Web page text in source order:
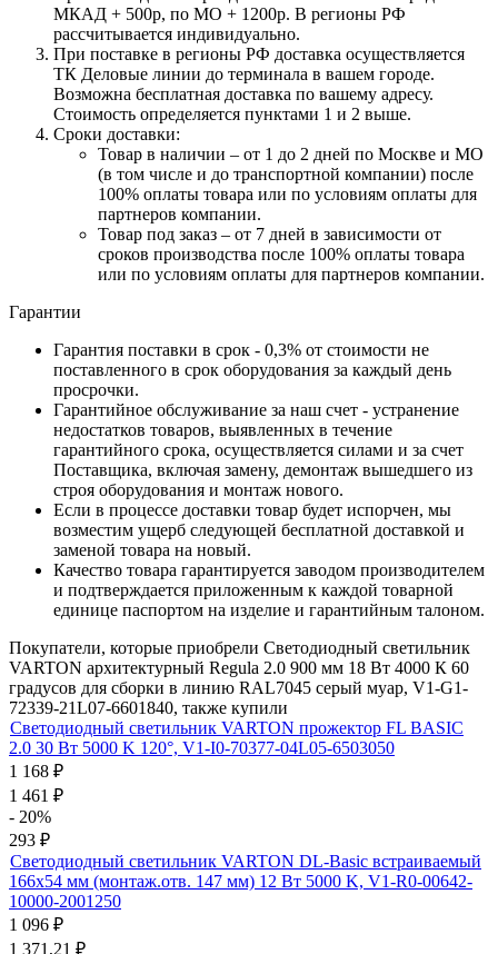
МКАД + 500р, по МО + 1200р. В регионы РФ
рассчитывается индивидуально.
При поставке в регионы РФ доставка осуществляется
ТК Деловые линии до терминала в вашем городе.
Возможна бесплатная доставка по вашему адресу.
Стоимость определяется пунктами 1 и 2 выше.
Сроки доставки:
Товар в наличии – от 1 до 2 дней по Москве и МО
(в том числе и до транспортной компании) после
100% оплаты товара или по условиям оплаты для
партнеров компании.
Товар под заказ – от 7 дней в зависимости от
сроков производства после 100% оплаты товара
или по условиям оплаты для партнеров компании.
Гарантии
Гарантия поставки в срок - 0,3% от стоимости не
поставленного в срок оборудования за каждый день
просрочки.
Гарантийное обслуживание за наш счет - устранение
недостатков товаров, выявленных в течение
гарантийного срока, осуществляется силами и за счет
Поставщика, включая замену, демонтаж вышедшего из
строя оборудования и монтаж нового.
Если в процессе доставки товар будет испорчен, мы
возместим ущерб следующей бесплатной доставкой и
заменой товара на новый.
Качество товара гарантируется заводом производителем
и подтверждается приложенным к каждой товарной
единице паспортом на изделие и гарантийным талоном.
Покупатели, которые приобрели Светодиодный светильник
VARTON архитектурный Regula 2.0 900 мм 18 Вт 4000 К 60
градусов для сборки в линию RAL7045 серый муар, V1-G1-
72339-21L07-6601840, также купили
Светодиодный светильник VARTON прожектор FL BASIC
2.0 30 Вт 5000 K 120°, V1-I0-70377-04L05-6503050
1 168 ₽
1 461 ₽
- 20%
293 ₽
Светодиодный светильник VARTON DL-Basic встраиваемый
166х54 мм (монтаж.отв. 147 мм) 12 Вт 5000 K, V1-R0-00642-
10000-2001250
1 096 ₽
1 371,21 ₽